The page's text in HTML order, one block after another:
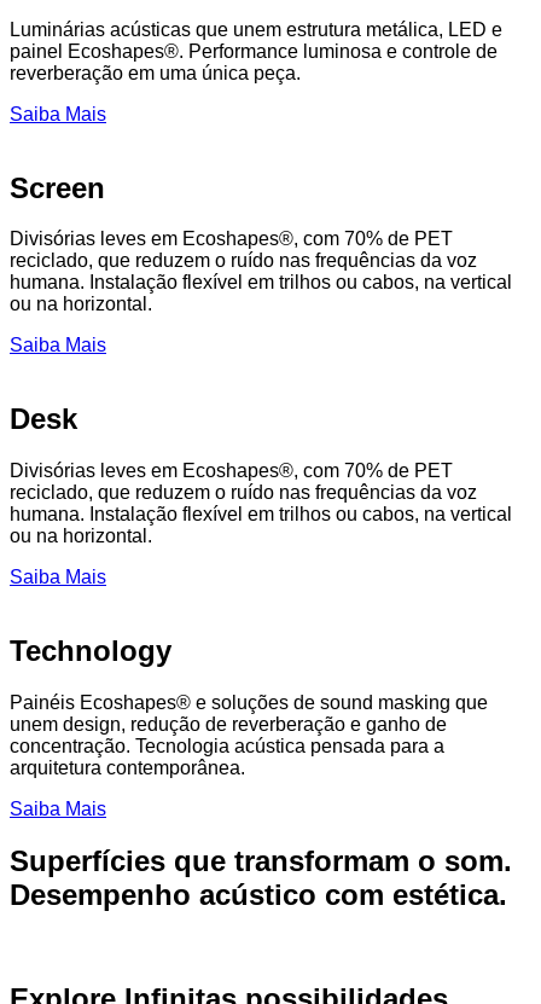
Luminárias acústicas que unem estrutura metálica, LED e
painel Ecoshapes®. Performance luminosa e controle de
reverberação em uma única peça.
Saiba Mais
Screen
Divisórias leves em Ecoshapes®, com 70% de PET
reciclado, que reduzem o ruído nas frequências da voz
humana. Instalação flexível em trilhos ou cabos, na vertical
ou na horizontal.
Saiba Mais
Desk
Divisórias leves em Ecoshapes®, com 70% de PET
reciclado, que reduzem o ruído nas frequências da voz
humana. Instalação flexível em trilhos ou cabos, na vertical
ou na horizontal.
Saiba Mais
Technology
Painéis Ecoshapes® e soluções de sound masking que
unem design, redução de reverberação e ganho de
concentração. Tecnologia acústica pensada para a
arquitetura contemporânea.
Saiba Mais
Superfícies que transformam o som.
Desempenho acústico com estética.